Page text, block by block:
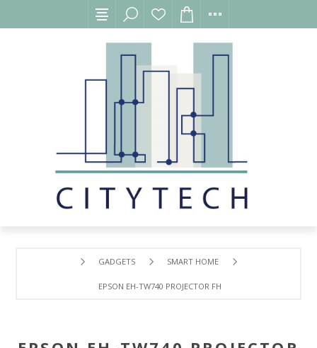
GADGETS SMART HOME
EPSON EH-TW740 PROJECTOR FHD WIFI